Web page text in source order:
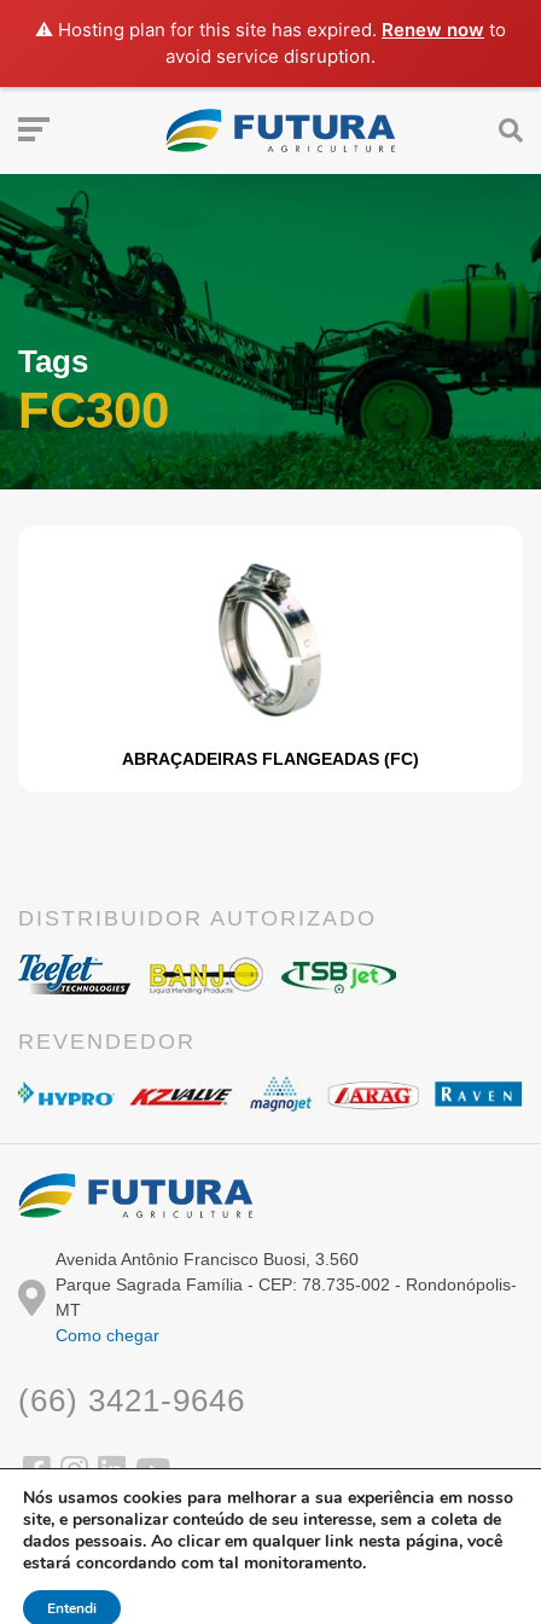
⚠️ Hosting plan for this site has expired. Renew now to
avoid service disruption.
Tags
FC300
ABRAÇADEIRAS FLANGEADAS (FC)
DISTRIBUIDOR AUTORIZADO
REVENDEDOR
Avenida Antônio Francisco Buosi, 3.560
Parque Sagrada Família - CEP: 78.735-002 - Rondonópolis-
MT
Como chegar
(66) 3421-9646
Nós usamos cookies para melhorar a sua experiência em nosso
site, e personalizar conteúdo de seu interesse, sem a coleta de
dados pessoais. Ao clicar em qualquer link nesta página, você
estará concordando com tal monitoramento.
Entendi